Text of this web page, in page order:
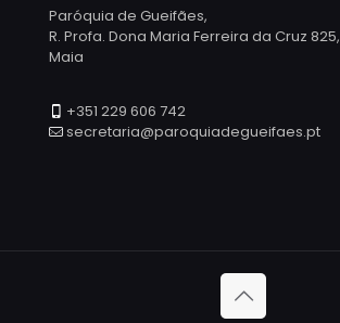
Paróquia de Gueifães,
R. Profa. Dona Maria Ferreira da Cruz 825,
Maia
+351 229 606 742
secretaria@paroquiadegueifaes.pt